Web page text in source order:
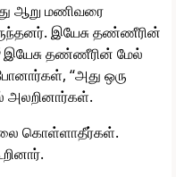
ஆறு மணிவரை
இயேசு தண்ணீரின்
இயேசு தண்ணீரின் மேல்
“அது ஒரு
அலறினார்கள்.
கொள்ளாதீர்கள்.